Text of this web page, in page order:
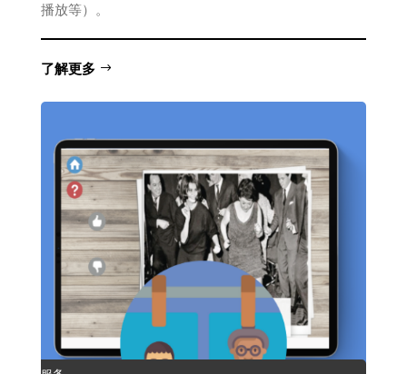
播放等）。
了解更多